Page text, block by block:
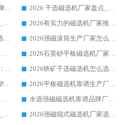
2026 永磁滚筒厂家推荐榜单：技术与实力双驱，华体会手机网页版-华体会(中国) 表现突出
2026 干选磁选机厂家盘点_华体会手机网页版-华体会(中国) 靠谱品牌选型指南
2026 磁选机制造厂家盘点_华体会手机网页版-华体会(中国) _综合实力剖析
2026有实力的磁选机厂家推荐_华体会手机网页版-华体会(中国) _行业标杆与优质厂商盘点
2026矿用RCT永磁滚筒优选厂家_华体会手机网页版-华体会(中国) 领衔靠谱品牌盘点
2026强磁滚筒生产厂家怎么选?行业口碑推荐华体会手机网页版-华体会(中国)
2026全磁滚筒怎么选?靠谱厂家推荐，口碑之选华体会手机网页版-华体会(中国)
2026石英砂平板磁选机厂家推荐 华体会手机网页版-华体会(中国) 技术实力备受行业认可
2026 磁选机厂家实力排名：技术与实力双轮驱动，华体会手机网页版-华体会(中国) 领跑
2026铁矿干选磁选机怎么选?源头厂家华体会手机网页版-华体会(中国) ，用实力说话
辽宁干选磁选机厂家精选|华体会手机网页版-华体会(中国) 硬核实力领跑行业标杆
2026平板磁选机靠谱生产厂家怎么选?行业标杆华体会手机网页版-华体会(中国) ，凭硬实力脱颖而出
干式磁选机哪家好?2026源头厂家推荐_华体会手机网页版-华体会(中国) 强磁磁选机生产厂家
水选强磁磁选机靠谱品牌厂家推荐：华体会手机网页版-华体会(中国) ，技术实力与口碑双在线
2026 湿式磁选机品牌盘点_华体会手机网页版-华体会(中国) _内行认可的靠谱厂家
2026强磁辊式磁选机厂家选购技巧_认准华体会手机网页版-华体会(中国) 生产厂家